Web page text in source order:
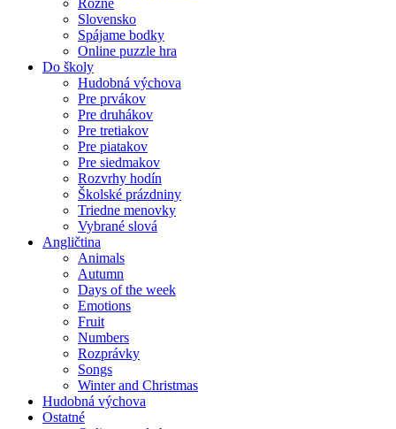
Rôzne
Slovensko
Spájame bodky
Online puzzle hra
Do školy
Hudobná výchova
Pre prvákov
Pre druhákov
Pre tretiakov
Pre piatakov
Pre siedmakov
Rozvrhy hodín
Školské prázdniny
Triedne menovky
Vybrané slová
Angličtina
Animals
Autumn
Days of the week
Emotions
Fruit
Numbers
Rozprávky
Songs
Winter and Christmas
Hudobná výchova
Ostatné